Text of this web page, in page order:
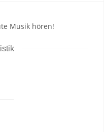
Musik hören!